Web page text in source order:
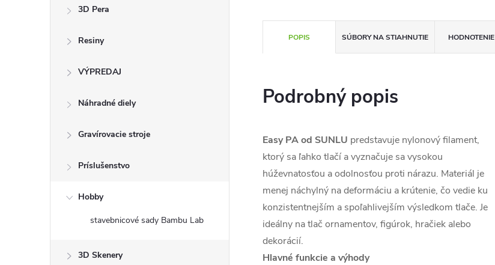
3D Pera
Resiny
VÝPREDAJ
Náhradné diely
Gravírovacie stroje
Príslušenstvo
Hobby
stavebnicové sady Bambu Lab
3D Skenery
POPIS SÚBORY NA STIAHNUTIE HODNOTENIE
Podrobný popis
Easy PA od SUNLU predstavuje nylonový filament,
ktorý sa ľahko tlačí a vyznačuje sa vysokou
húževnatosťou a odolnosťou proti nárazu. Materiál je
menej náchylný na deformáciu a krútenie, čo vedie ku
konzistentnejším a spoľahlivejším výsledkom tlače. Je
ideálny na tlač ornamentov, figúrok, hračiek alebo
dekorácií.
Hlavné funkcie a výhody